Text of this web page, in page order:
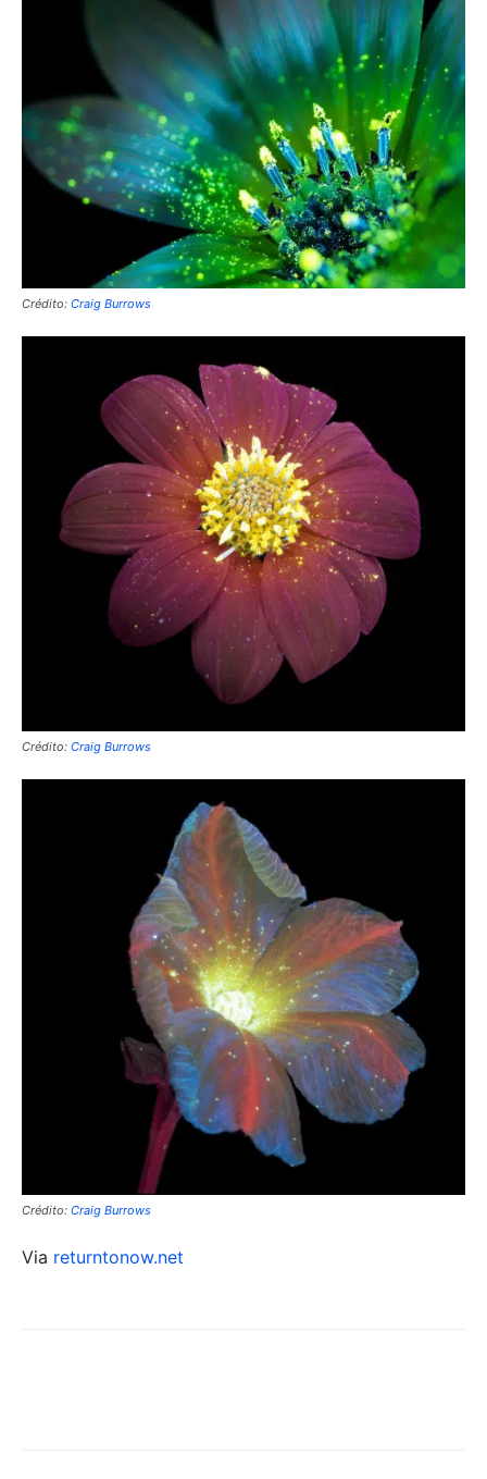
Crédito: Craig Burrows
Crédito: Craig Burrows
Crédito: Craig Burrows
Via returntonow.net